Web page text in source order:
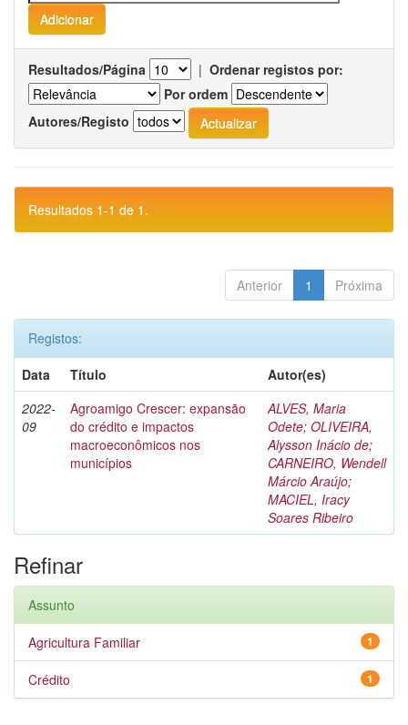
Resultados/Página | Ordenar registos por:
Por ordem
Autores/Registo
Resultados 1-1 de 1.
Anterior 1 Próxima
Registos:
Data
Título
Autor(es)
2022-
09
Agroamigo Crescer: expansão
do crédito e impactos
macroeconômicos nos
municípios
ALVES, Maria
Odete; OLIVEIRA,
Alysson Inácio de;
CARNEIRO, Wendell
Márcio Araújo;
MACIEL, Iracy
Soares Ribeiro
Refinar
Assunto
1
Agricultura Familiar
1
Crédito